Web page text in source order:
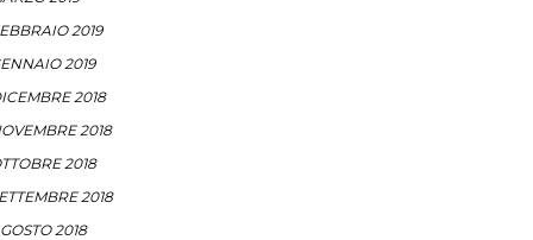
2019
2019
2018
2018
2018
2018
2018